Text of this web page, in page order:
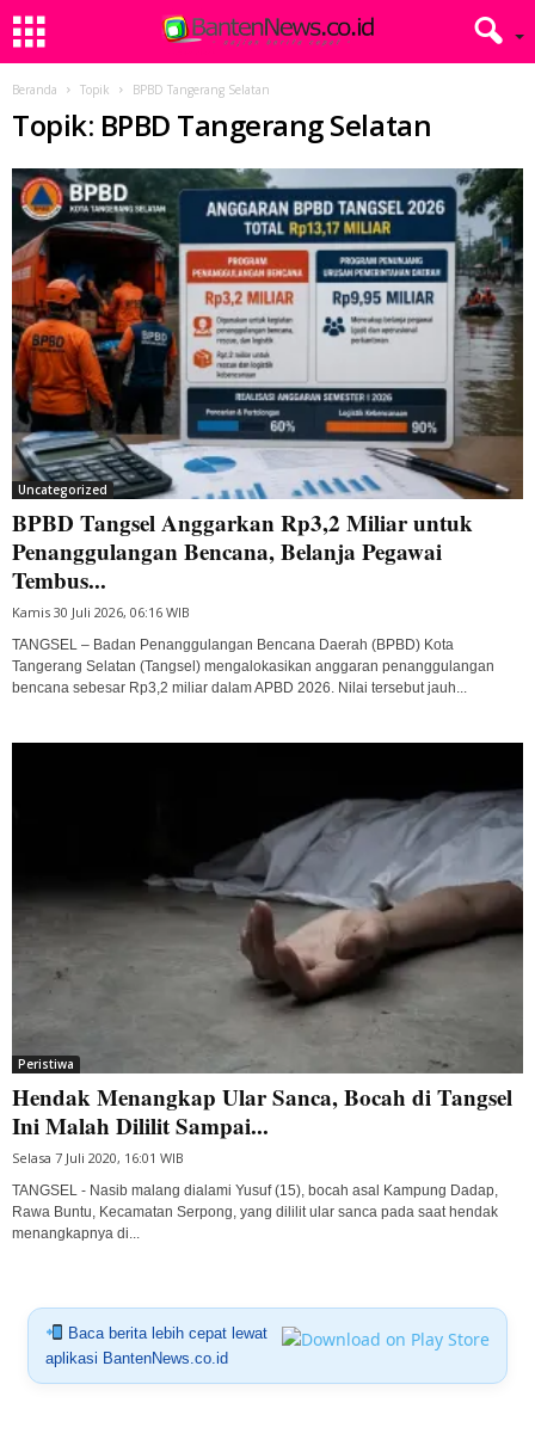
Beranda Topik BPBD Tangerang Selatan
Topik: BPBD Tangerang Selatan
Uncategorized
BPBD Tangsel Anggarkan Rp3,2 Miliar untuk
Penanggulangan Bencana, Belanja Pegawai
Tembus...
Kamis 30 Juli 2026, 06:16 WIB
TANGSEL – Badan Penanggulangan Bencana Daerah (BPBD) Kota
Tangerang Selatan (Tangsel) mengalokasikan anggaran penanggulangan
bencana sebesar Rp3,2 miliar dalam APBD 2026. Nilai tersebut jauh...
Peristiwa
Hendak Menangkap Ular Sanca, Bocah di Tangsel
Ini Malah Dililit Sampai...
Selasa 7 Juli 2020, 16:01 WIB
TANGSEL - Nasib malang dialami Yusuf (15), bocah asal Kampung Dadap,
Rawa Buntu, Kecamatan Serpong, yang dililit ular sanca pada saat hendak
menangkapnya di...
Baca berita lebih cepat lewat
aplikasi BantenNews.co.id